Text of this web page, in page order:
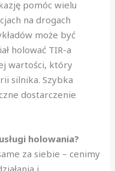
pomóc wielu
na drogach
może być
holować TIR-a
wartości, który
silnika. Szybka
dostarczenie
holowania?
za siebie – cenimy
i